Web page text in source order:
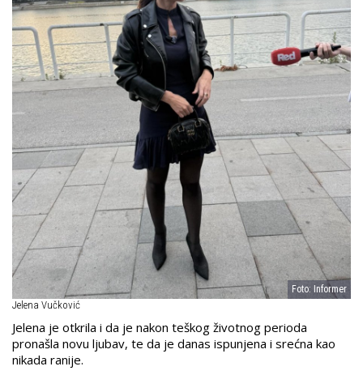
Foto: Informer
Jelena Vučković
Jelena je otkrila i da je nakon teškog životnog perioda
pronašla novu ljubav, te da je danas ispunjena i srećna kao
nikada ranije.